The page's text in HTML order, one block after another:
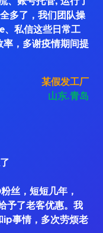
多了，我们团队操
、私信这些日常工
率，多谢疫情期间提
某假发工厂
山东.青岛
丝，短短几年，
予了老客优惠。我
ip事情，多次劳烦老